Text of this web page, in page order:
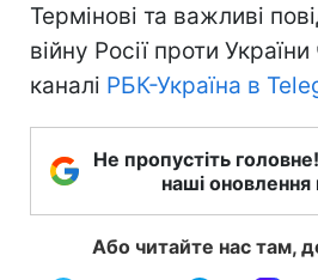
Термінові та важливі
війну Росії проти
каналі РБК-Україна в
Не пропустіть
наші оновлення
Або читайте нас там,